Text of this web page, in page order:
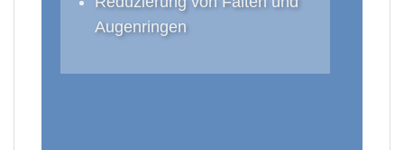
Augenringen